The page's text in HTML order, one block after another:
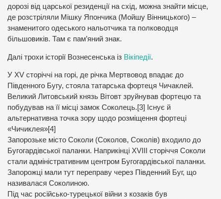
дорозі від царської резиденції на схід, можна знайти місце,
де розстріляли Мішку Япончика (Мойшу Вінницького) –
знаменитого одеського нальотчика та полководця
більшовиків. Там є пам’яний знак.
Далі трохи історії Вознесенська із Вікіпедії.
У XV сторіччі на горі, де річка Мертвовод впадає до
Південного Бугу, стояла татарська фортеця Чичаклей.
Великий Литовський князь Вітовт зруйнував фортецю та
побудував на її місці замок Соколець.[3] Існує й
альтернативна точка зору щодо розміщення фортеці
«Чичиклея»[4]
Запорозьке місто Соколи (Соколов, Соколів) входило до
Бугогардівської паланки. Наприкінці XVIII сторіччя Соколи
стали адміністративним центром Бугогардівської паланки.
Запорожці мали тут переправу через Південний Буг, що
називалася Соколиною.
Під час російсько-турецької війни з козаків був